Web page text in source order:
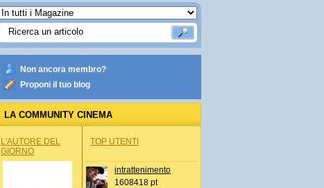
Non ancora membro?
Proponi il tuo blog
LA COMMUNITY CINEMA
L'AUTORE DEL
GIORNO
TOP UTENTI
intrattenimento
1608418 pt